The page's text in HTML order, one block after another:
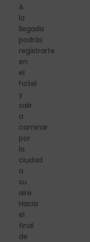
A
la
llegada
podrás
registrarte
en
el
hotel
y
salir
a
caminar
por
la
ciudad
a
su
aire.
Hacia
el
final
de